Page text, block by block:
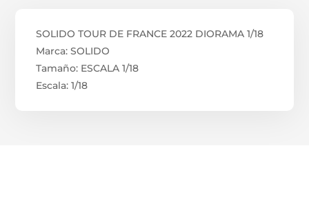
SOLIDO TOUR DE FRANCE 2022 DIORAMA 1/18
Marca: SOLIDO
Tamaño: ESCALA 1/18
Escala: 1/18